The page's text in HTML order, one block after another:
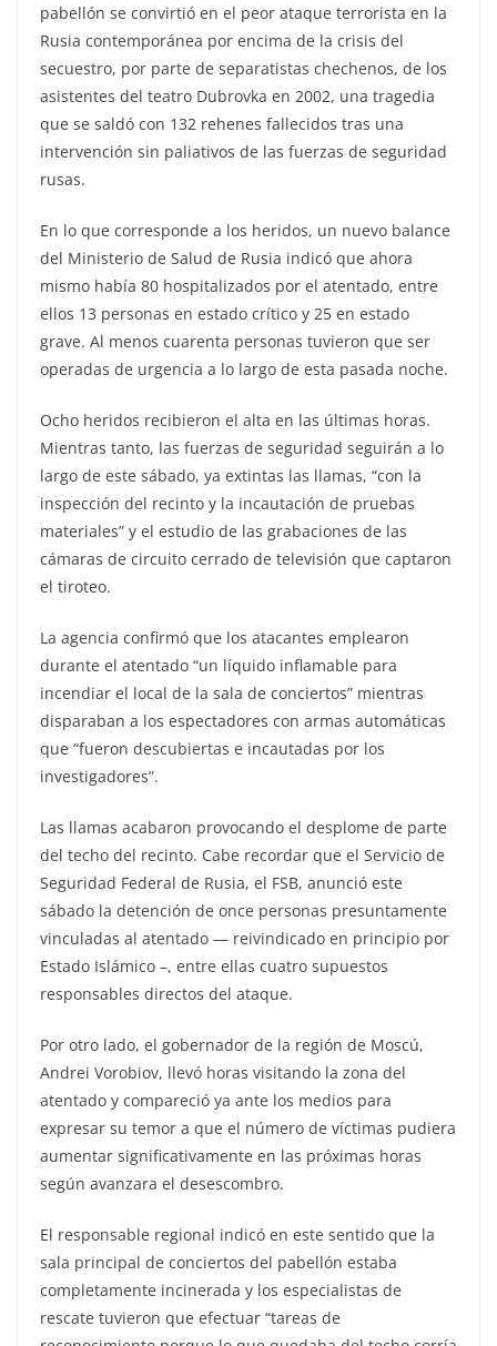
pabellón se convirtió en el peor ataque terrorista en la
Rusia contemporánea por encima de la crisis del
secuestro, por parte de separatistas chechenos, de los
asistentes del teatro Dubrovka en 2002, una tragedia
que se saldó con 132 rehenes fallecidos tras una
intervención sin paliativos de las fuerzas de seguridad
rusas.
En lo que corresponde a los heridos, un nuevo balance
del Ministerio de Salud de Rusia indicó que ahora
mismo había 80 hospitalizados por el atentado, entre
ellos 13 personas en estado crítico y 25 en estado
grave. Al menos cuarenta personas tuvieron que ser
operadas de urgencia a lo largo de esta pasada noche.
Ocho heridos recibieron el alta en las últimas horas.
Mientras tanto, las fuerzas de seguridad seguirán a lo
largo de este sábado, ya extintas las llamas, “con la
inspección del recinto y la incautación de pruebas
materiales” y el estudio de las grabaciones de las
cámaras de circuito cerrado de televisión que captaron
el tiroteo.
La agencia confirmó que los atacantes emplearon
durante el atentado “un líquido inflamable para
incendiar el local de la sala de conciertos” mientras
disparaban a los espectadores con armas automáticas
que “fueron descubiertas e incautadas por los
investigadores”.
Las llamas acabaron provocando el desplome de parte
del techo del recinto. Cabe recordar que el Servicio de
Seguridad Federal de Rusia, el FSB, anunció este
sábado la detención de once personas presuntamente
vinculadas al atentado — reivindicado en principio por
Estado Islámico –, entre ellas cuatro supuestos
responsables directos del ataque.
Por otro lado, el gobernador de la región de Moscú,
Andrei Vorobiov, llevó horas visitando la zona del
atentado y compareció ya ante los medios para
expresar su temor a que el número de víctimas pudiera
aumentar significativamente en las próximas horas
según avanzara el desescombro.
El responsable regional indicó en este sentido que la
sala principal de conciertos del pabellón estaba
completamente incinerada y los especialistas de
rescate tuvieron que efectuar “tareas de